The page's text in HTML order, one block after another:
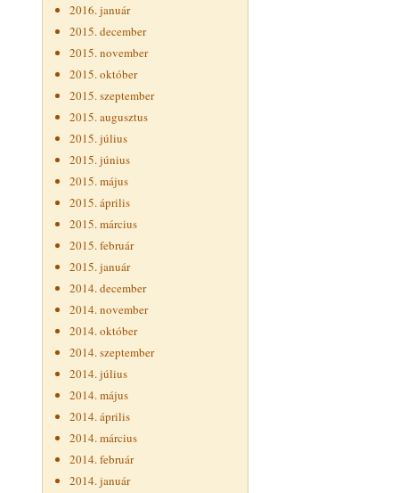
2016. január
2015. december
2015. november
2015. október
2015. szeptember
2015. augusztus
2015. július
2015. június
2015. május
2015. április
2015. március
2015. február
2015. január
2014. december
2014. november
2014. október
2014. szeptember
2014. július
2014. május
2014. április
2014. március
2014. február
2014. január